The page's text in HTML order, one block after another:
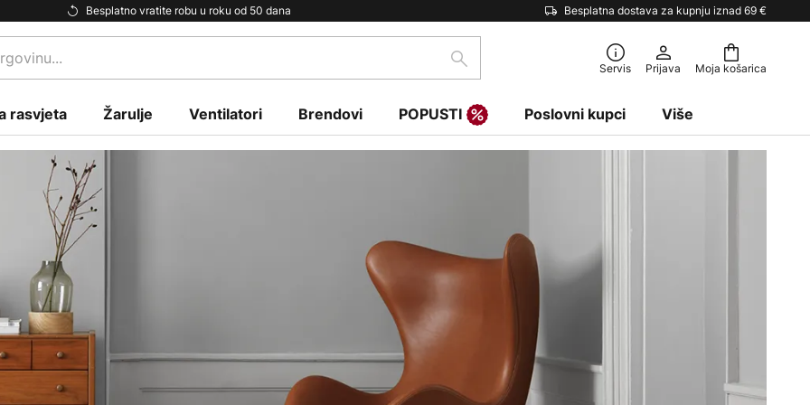
Besplatno vratite robu u roku od 50 dana Besplatna dostava za kupnju iznad 69 €
Moja košarica
traži Servis Prijava
rasvjeta Žarulje Ventilatori Brendovi POPUSTI Poslovni kupci Više